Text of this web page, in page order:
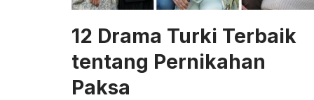
12 Drama Turki Terbaik
tentang Pernikahan
Paksa